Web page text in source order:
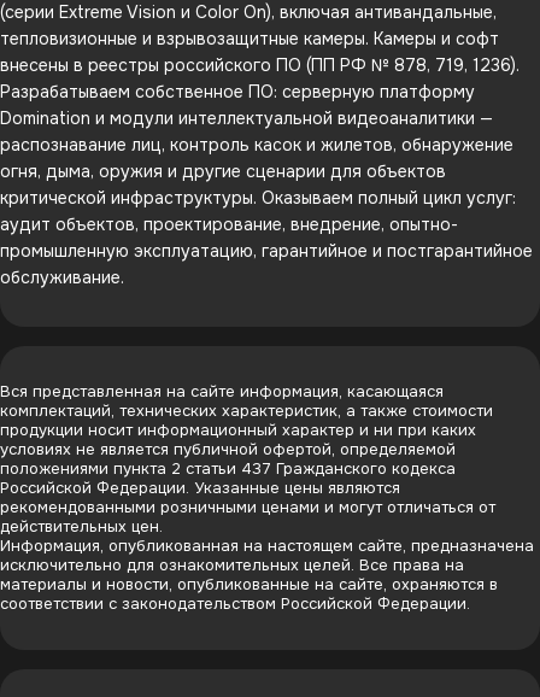
(серии Extreme Vision и Color On), включая антивандальные,
тепловизионные и взрывозащитные камеры. Камеры и софт
внесены в реестры российского ПО (ПП РФ № 878, 719, 1236).
Разрабатываем собственное ПО: серверную платформу
Domination и модули интеллектуальной видеоаналитики —
распознавание лиц, контроль касок и жилетов, обнаружение
огня, дыма, оружия и другие сценарии для объектов
критической инфраструктуры. Оказываем полный цикл услуг:
аудит объектов, проектирование, внедрение, опытно-
промышленную эксплуатацию, гарантийное и постгарантийное
обслуживание.
Вся представленная на сайте информация, касающаяся
комплектаций, технических характеристик, а также стоимости
продукции носит информационный характер и ни при каких
условиях не является публичной офертой, определяемой
положениями пункта 2 статьи 437 Гражданского кодекса
Российской Федерации. Указанные цены являются
рекомендованными розничными ценами и могут отличаться от
действительных цен.
Информация, опубликованная на настоящем сайте, предназначена
исключительно для ознакомительных целей. Все права на
материалы и новости, опубликованные на сайте, охраняются в
соответствии с законодательством Российской Федерации.